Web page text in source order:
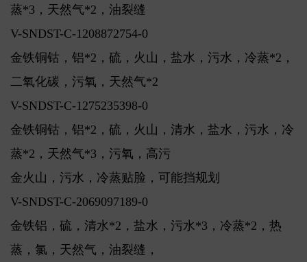
蒸*3，天然气*2，油裂缝
V-SNDST-C-1208872754-0
金铁铜钴，铝*2，硫，火山，盐水，污水，冷蒸*2，
二氧化碳，污氧，天然气*2
V-SNDST-C-1275235398-0
金铁铜钴，铝*2，硫，火山，清水，盐水，污水，冷
蒸*2，天然气*3，污氧，高污
金火山，污水，冷蒸贴脸，可能挡规划
V-SNDST-C-2069097189-0
金铁铝，硫，清水*2，盐水，污水*3，冷蒸*2，热
蒸，氯，天然气，油裂缝，